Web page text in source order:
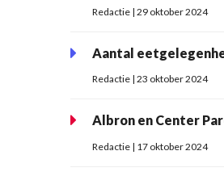
Redactie | 29 oktober 2024
Aantal
Redactie | 23 oktober 2024
Albron en Center
Redactie | 17 oktober 2024